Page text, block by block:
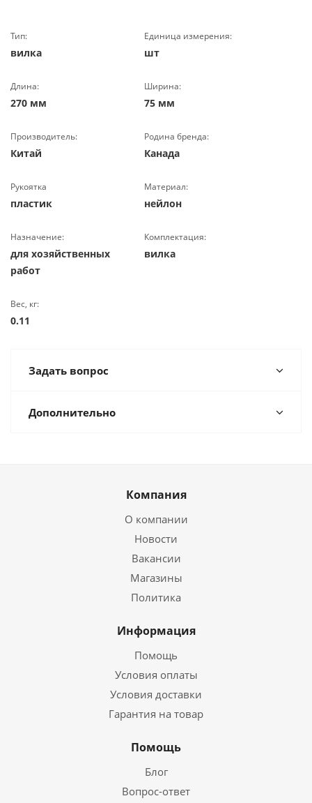
Тип:
вилка
Единица измерения:
шт
Длина:
270 мм
Ширина:
75 мм
Производитель:
Китай
Родина бренда:
Канада
Рукоятка
пластик
Материал:
нейлон
Назначение:
для хозяйственных
работ
Комплектация:
вилка
Вес, кг:
0.11
Задать вопрос
Дополнительно
Компания
О компании
Новости
Вакансии
Магазины
Политика
Информация
Помощь
Условия оплаты
Условия доставки
Гарантия на товар
Помощь
Блог
Вопрос-ответ